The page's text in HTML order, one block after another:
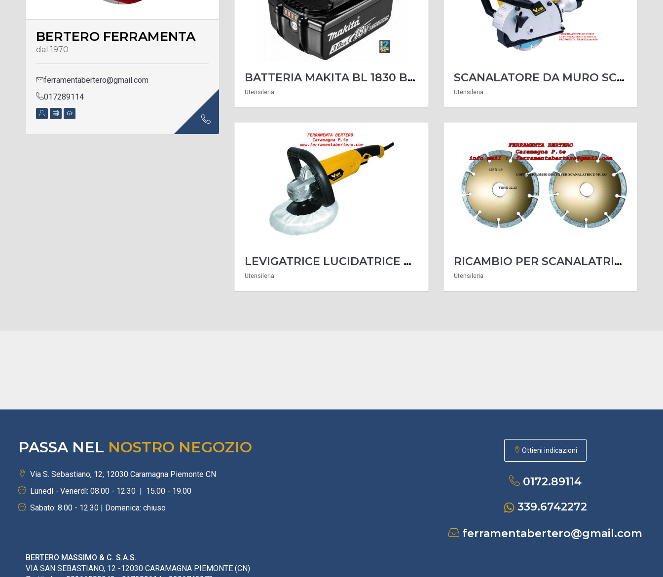
BERTERO FERRAMENTA
dal 1970
ferramentabertero@gmail.com
017289114
BATTERIA MAKITA BL 1830 B 18 VOLT 3.0 AH ORIGINALE CON LED INDICATORE DI LIVELLO
Utensileria
SCANALATORE DA MURO SCANALATRICE VSCA-12 1300 WATT 2 DISCHI ACCOPPIATI MM 125X22
Utensileria
LEVIGATRICE LUCIDATRICE VIGOR VLL-180 LUCIDATRICE 1200 WATT
Utensileria
RICAMBIO PER SCANALATRICE SCANALATORE MURO COPPIA DISCHI MM 125 X 1.9 FORO 22,23
Utensileria
PASSA NEL NOSTRO NEGOZIO
Via S. Sebastiano, 12, 12030 Caramagna Piemonte CN
Lunedì - Venerdì: 08.00 - 12.30 | 15.00 - 19.00
Sabato: 8.00 - 12.30 | Domenica: chiuso
Ottieni indicazioni
0172.89114
339.6742272
ferramentabertero@gmail.com
BERTERO MASSIMO & C. S.A.S.
VIA SAN SEBASTIANO, 12 -12030 CARAMAGNA PIEMONTE (CN)